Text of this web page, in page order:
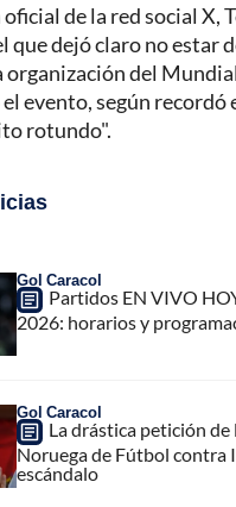
de la red social X,
que dejó claro no estar
organización del
evento, según recordó
rotundo".
Gol Caracol
Partidos EN VIVO
2026: horarios y
Gol Caracol
La drástica petición de
Noruega de Fútbol contra
escándalo